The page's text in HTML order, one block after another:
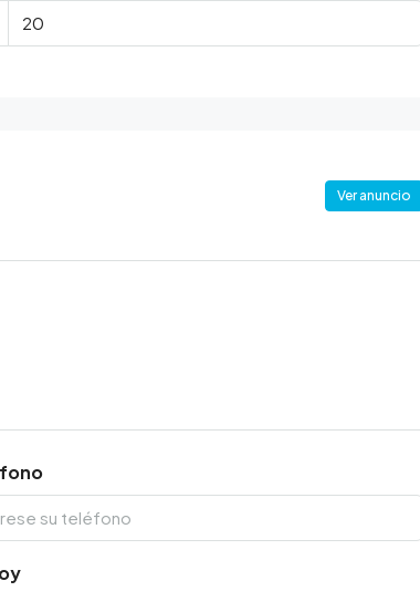
Ver anuncio